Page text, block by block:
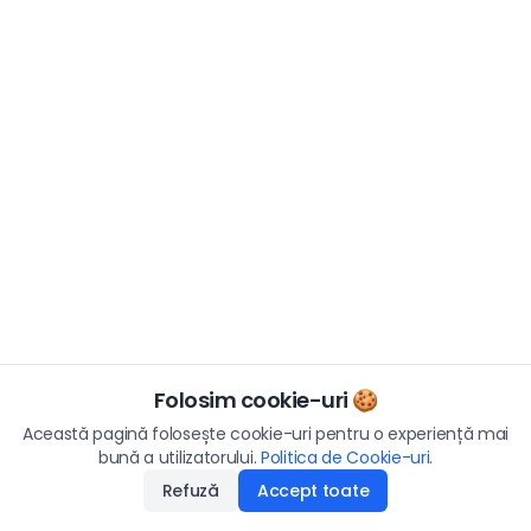
Folosim cookie-uri 🍪
Această pagină folosește cookie-uri pentru o experiență mai
bună a utilizatorului. Politica de Cookie-uri.
Refuză
Accept toate